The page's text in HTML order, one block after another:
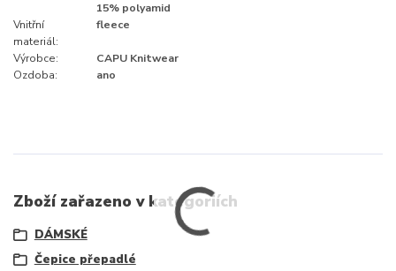
15% polyamid
Vnitřní
materiál:
fleece
Výrobce:
CAPU Knitwear
Ozdoba:
ano
Zboží zařazeno v kategoriích
DÁMSKÉ
Čepice přepadlé